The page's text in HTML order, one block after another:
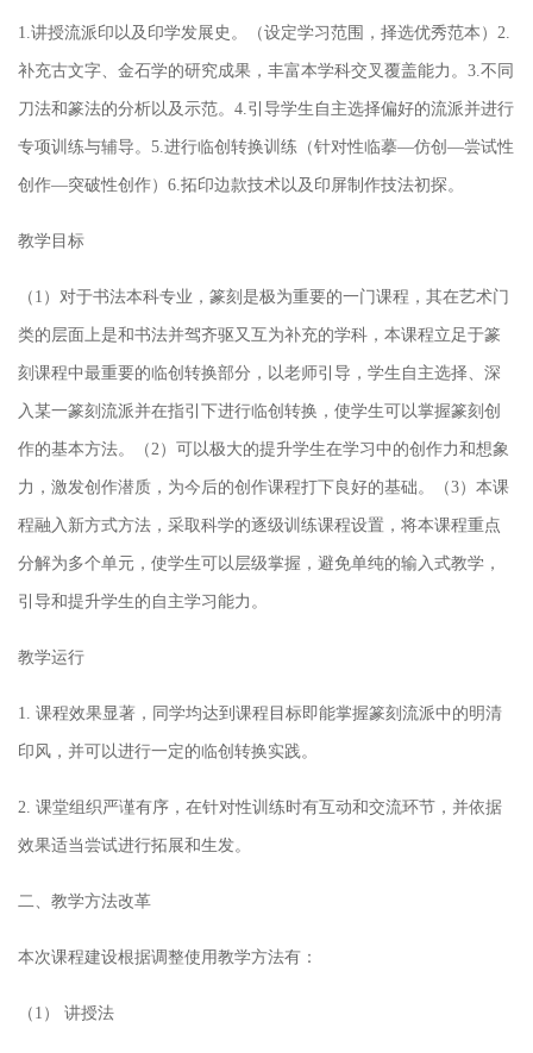
1.讲授流派印以及印学发展史。（设定学习范围，择选优秀范本）2.
补充古文字、金石学的研究成果，丰富本学科交叉覆盖能力。3.不同
刀法和篆法的分析以及示范。4.引导学生自主选择偏好的流派并进行
专项训练与辅导。5.进行临创转换训练（针对性临摹—仿创—尝试性
创作—突破性创作）6.拓印边款技术以及印屏制作技法初探。
教学目标
（1）对于书法本科专业，篆刻是极为重要的一门课程，其在艺术门
类的层面上是和书法并驾齐驱又互为补充的学科，本课程立足于篆
刻课程中最重要的临创转换部分，以老师引导，学生自主选择、深
入某一篆刻流派并在指引下进行临创转换，使学生可以掌握篆刻创
作的基本方法。（2）可以极大的提升学生在学习中的创作力和想象
力，激发创作潜质，为今后的创作课程打下良好的基础。（3）本课
程融入新方式方法，采取科学的逐级训练课程设置，将本课程重点
分解为多个单元，使学生可以层级掌握，避免单纯的输入式教学，
引导和提升学生的自主学习能力。
教学运行
1. 课程效果显著，同学均达到课程目标即能掌握篆刻流派中的明清
印风，并可以进行一定的临创转换实践。
2. 课堂组织严谨有序，在针对性训练时有互动和交流环节，并依据
效果适当尝试进行拓展和生发。
二、教学方法改革
本次课程建设根据调整使用教学方法有：
（1） 讲授法